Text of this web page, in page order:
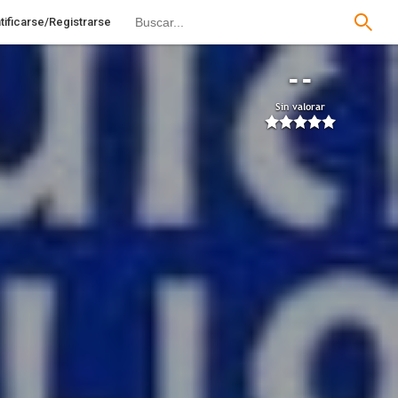
Registrarse
--
Sin valorar